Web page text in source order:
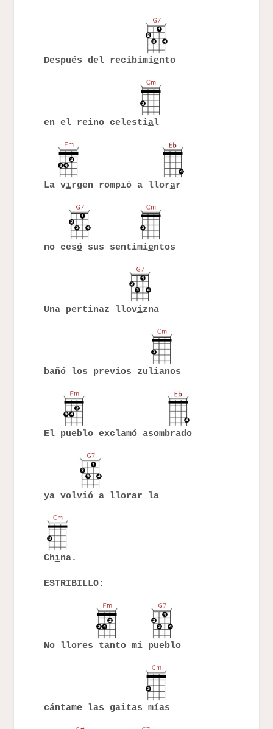
Después del recibimiento
en el reino celestial
La virgen rompió a llorar
no cesósus sentimientos
Una pertinaz llovizna
bañó los previos zulianos
El pueblo exclamó asombrado
ya volvióa llorar la
China.
ESTRIBILLO:
No llores tanto mi pueblo
cántame las gaitas mías